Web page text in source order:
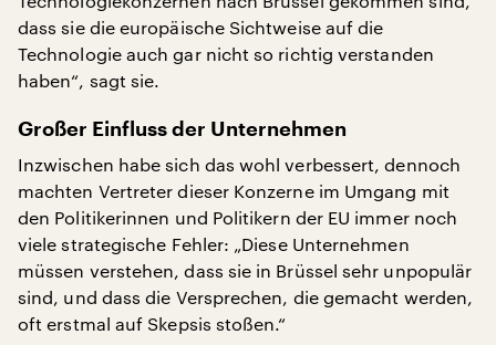
dass sie die europäische Sichtweise auf die
Technologie auch gar nicht so richtig verstanden
haben“, sagt sie.
Großer Einfluss der Unternehmen
Inzwischen habe sich das wohl verbessert, dennoch
machten Vertreter dieser Konzerne im Umgang mit
den Politikerinnen und Politikern der EU immer noch
viele strategische Fehler: „Diese Unternehmen
müssen verstehen, dass sie in Brüssel sehr unpopulär
sind, und dass die Versprechen, die gemacht werden,
oft erstmal auf Skepsis stoßen.“